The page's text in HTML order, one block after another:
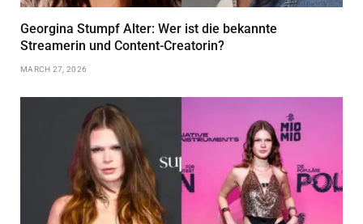
Georgina Stumpf Alter: Wer ist die bekannte
Streamerin und Content-Creatorin?
MARCH 27, 2026